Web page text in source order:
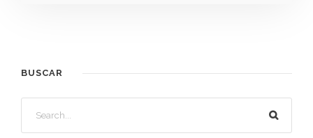
BUSCAR